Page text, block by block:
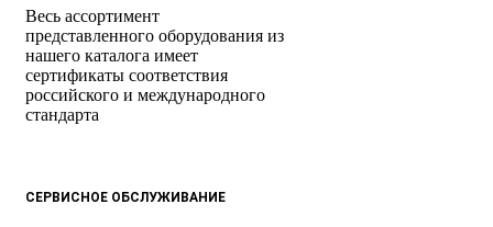
Весь ассортимент
представленного оборудования из
нашего каталога имеет
сертификаты соответствия
российского и международного
стандарта
СЕРВИСНОЕ ОБСЛУЖИВАНИЕ